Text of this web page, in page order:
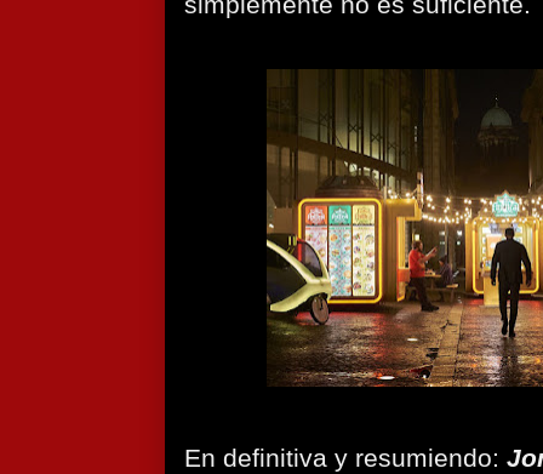
En definitiva y resumiendo: